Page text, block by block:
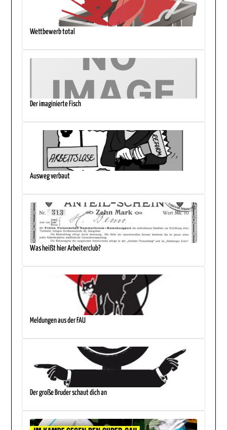
Wettbewerb total
Der imaginierte Fisch
Ausweg verbaut
Was heißt hier Arbeiterclub?
Meldungen aus der FAU
Der große Bruder schaut dich an